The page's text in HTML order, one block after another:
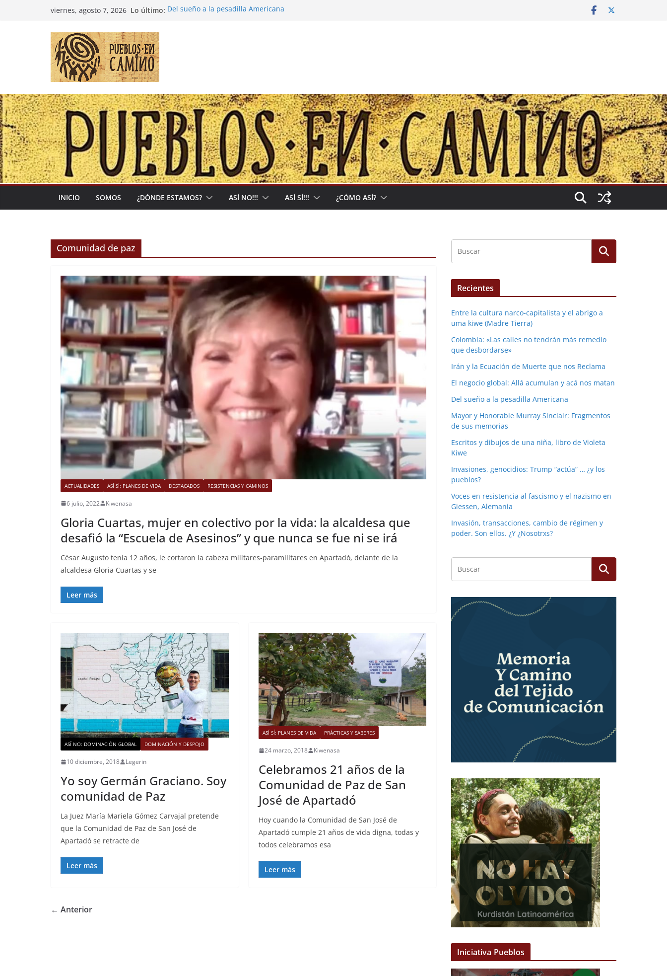
viernes, agosto 7, 2026 Lo último: Del sueño a la pesadilla Americana
INICIO SOMOS ¿DÓNDE ESTAMOS? ASÍ NO!!! ASÍ SÍ!!! ¿CÓMO ASÍ?
Comunidad de paz
ACTUALIDADES ASÍ SÍ: PLANES DE VIDA DESTACADOS RESISTENCIAS Y CAMINOS
6 julio, 2022 Kiwenasa
Gloria Cuartas, mujer en colectivo por la vida: la alcaldesa que
desafió la “Escuela de Asesinos” y que nunca se fue ni se irá
César Augusto tenía 12 años, le cortaron la cabeza militares-paramilitares en Apartadó, delante de la
alcaldesa Gloria Cuartas y se
Leer más
ASÍ NO: DOMINACIÓN GLOBAL DOMINACIÓN Y DESPOJO
10 diciembre, 2018 Legerin
Yo soy Germán Graciano. Soy
comunidad de Paz
La Juez María Mariela Gómez Carvajal pretende
que la Comunidad de Paz de San José de
Apartadó se retracte de
Leer más
ASÍ SÍ: PLANES DE VIDA PRÁCTICAS Y SABERES
24 marzo, 2018 Kiwenasa
Celebramos 21 años de la
Comunidad de Paz de San
José de Apartadó
Hoy cuando la Comunidad de San José de
Apartadó cumple 21 años de vida digna, todas y
todos celebramos esa
Leer más
← Anterior
Recientes
Entre la cultura narco-capitalista y el abrigo a
uma kiwe (Madre Tierra)
Colombia: «Las calles no tendrán más remedio
que desbordarse»
Irán y la Ecuación de Muerte que nos Reclama
El negocio global: Allá acumulan y acá nos matan
Del sueño a la pesadilla Americana
Mayor y Honorable Murray Sinclair: Fragmentos
de sus memorias
Escritos y dibujos de una niña, libro de Violeta
Kiwe
Invasiones, genocidios: Trump “actúa” … ¿y los
pueblos?
Voces en resistencia al fascismo y el nazismo en
Giessen, Alemania
Invasión, transacciones, cambio de régimen y
poder. Son ellos. ¿Y ¿Nosotrxs?
Iniciativa Pueblos